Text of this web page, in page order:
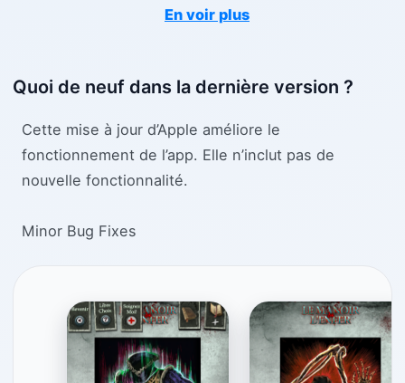
En voir plus
Quoi de neuf dans la dernière version ?
Cette mise à jour d’Apple améliore le
fonctionnement de l’app. Elle n’inclut pas de
nouvelle fonctionnalité.
Minor Bug Fixes